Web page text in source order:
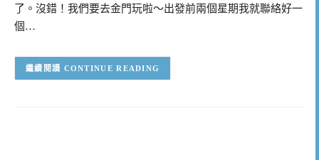
了。沒錯！我們要去金門玩啦～出發前兩個星期我就聯絡好一
個…
CONTINUE READING